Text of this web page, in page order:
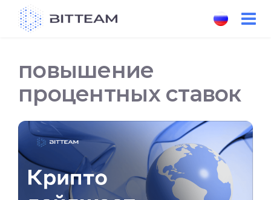
повышение
процентных ставок